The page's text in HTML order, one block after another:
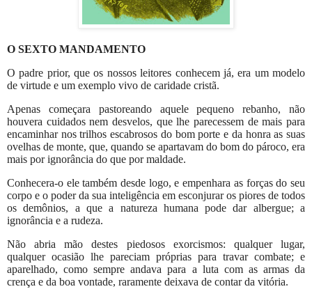
O SEXTO MANDAMENTO
O padre prior, que os nossos leitores conhecem já, era um modelo
de virtude e um exemplo vivo de caridade cristã.
Apenas começara pastoreando aquele pequeno rebanho, não
houvera cuidados nem desvelos, que lhe parecessem de mais para
encaminhar nos trilhos escabrosos do bom porte e da honra as suas
ovelhas de monte, que, quando se apartavam do bom do pároco, era
mais por ignorância do que por maldade.
Conhecera-o ele também desde logo, e empenhara as forças do seu
corpo e o poder da sua inteligência em esconjurar os piores de todos
os demônios, a que a natureza humana pode dar albergue; a
ignorância e a rudeza.
Não abria mão destes piedosos exorcismos: qualquer lugar,
qualquer ocasião lhe pareciam próprias para travar combate; e
aparelhado, como sempre andava para a luta com as armas da
crença e da boa vontade, raramente deixava de contar da vitória.